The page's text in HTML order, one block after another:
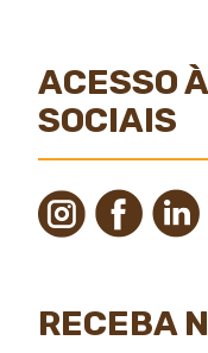
ACESSO
SOCIAIS
RECEBA